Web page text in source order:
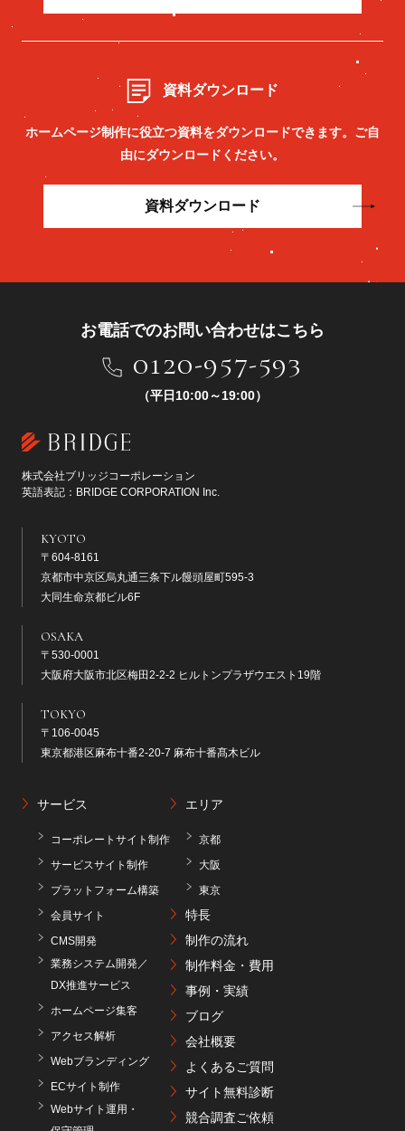
資料ダウンロード
ホームページ制作に役立つ資料をダウンロードできます。 ご自
由にダウンロードください。
資料ダウンロード
お電話でのお問い合わせはこちら
0120-957-593
（平日10:00～19:00）
株式会社ブリッジコーポレーション
英語表記：BRIDGE CORPORATION Inc.
KYOTO
〒604-8161
京都市中京区烏丸通三条下ル饅頭屋町595-3
大同生命京都ビル6F
OSAKA
〒530-0001
大阪府大阪市北区梅田2-2-2 ヒルトンプラザウエスト19階
TOKYO
〒106-0045
東京都港区麻布十番2-20-7 麻布十番髙木ビル
サービス
コーポレートサイト制作
サービスサイト制作
プラットフォーム構築
会員サイト
CMS開発
業務システム開発／
DX推進サービス
ホームページ集客
アクセス解析
Webブランディング
ECサイト制作
Webサイト運用・
エリア
京都
大阪
東京
特長
制作の流れ
制作料金・費用
事例・実績
ブログ
会社概要
よくあるご質問
サイト無料診断
競合調査ご依頼